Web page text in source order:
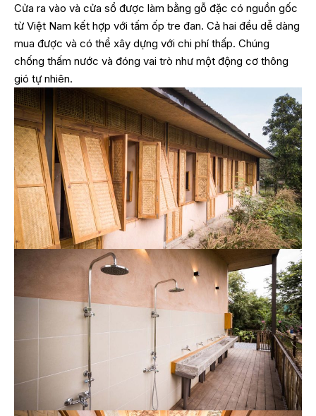
Cửa ra vào và cửa sổ được làm bằng gỗ đặc có nguồn gốc
từ Việt Nam kết hợp với tấm ốp tre đan. Cả hai đều dễ dàng
mua được và có thể xây dựng với chi phí thấp. Chúng
chống thấm nước và đóng vai trò như một động cơ thông
gió tự nhiên.